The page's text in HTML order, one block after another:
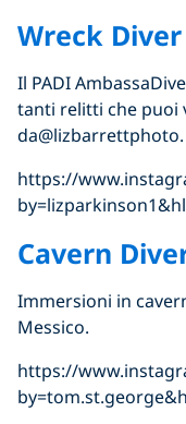
Wreck Diver
Il PADI
tanti relitti che puoi
da@lizbarrettphoto.
https://
Cavern
Immersioni in
Messico.
https://